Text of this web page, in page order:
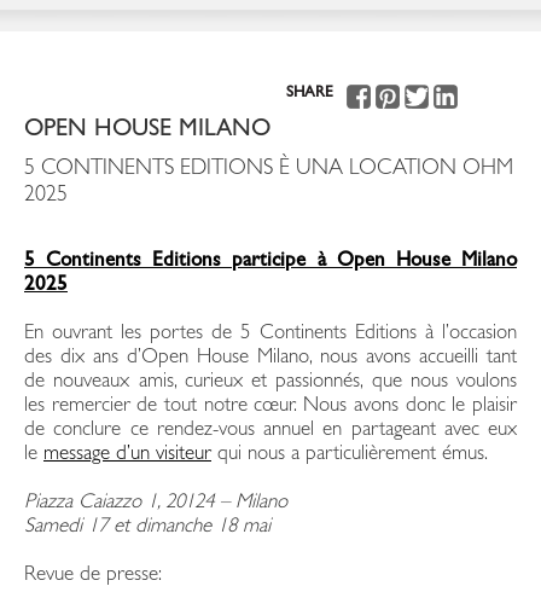
SHARE
OPEN HOUSE MILANO
5 CONTINENTS EDITIONS È UNA LOCATION OHM
2025
5 Continents Editions participe à Open House Milano
2025
En ouvrant les portes de 5 Continents Editions à l’occasion
des dix ans d’Open House Milano, nous avons accueilli tant
de nouveaux amis, curieux et passionnés, que nous voulons
les remercier de tout notre cœur. Nous avons donc le plaisir
de conclure ce rendez-vous annuel en partageant avec eux
le message d’un visiteur qui nous a particulièrement émus.
Piazza Caiazzo 1, 20124 – Milano
Samedi 17 et dimanche 18 mai
Revue de presse: